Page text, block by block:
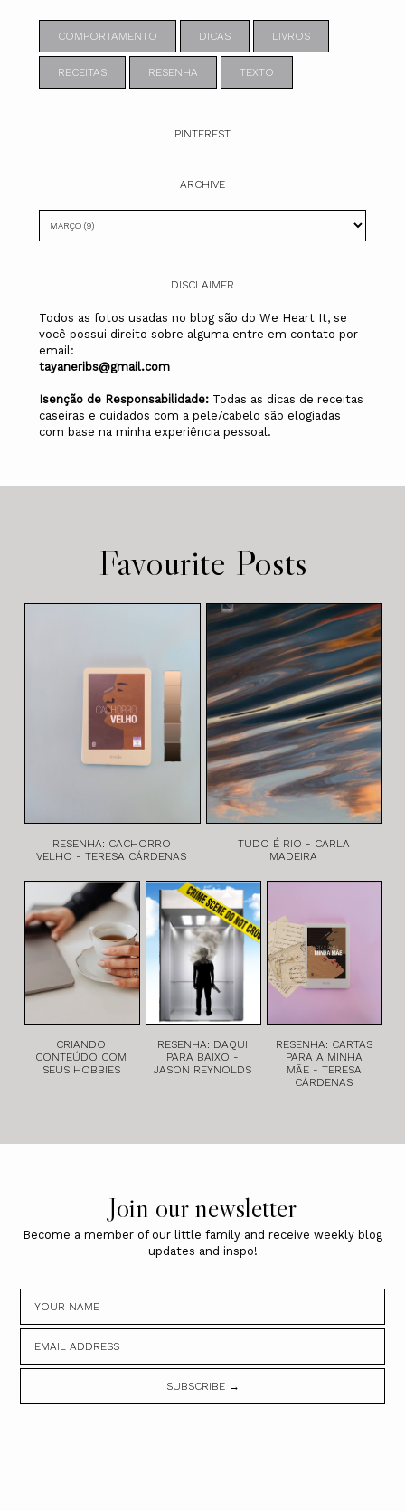
COMPORTAMENTO DICAS LIVROS
RECEITAS RESENHA TEXTO
PINTEREST
ARCHIVE
DISCLAIMER
Todos as fotos usadas no blog são do We Heart It, se
você possui direito sobre alguma entre em contato por
email:
tayaneribs@gmail.com
Isenção de Responsabilidade: Todas as dicas de receitas
caseiras e cuidados com a pele/cabelo são elogiadas
com base na minha experiência pessoal.
Favourite Posts
RESENHA: CACHORRO
VELHO - TERESA CÁRDENAS
TUDO É RIO - CARLA
MADEIRA
CRIANDO
CONTEÚDO COM
SEUS HOBBIES
RESENHA: DAQUI
PARA BAIXO -
JASON REYNOLDS
RESENHA: CARTAS
PARA A MINHA
MÃE - TERESA
CÁRDENAS
Join our newsletter
Become a member of our little family and receive weekly blog
updates and inspo!